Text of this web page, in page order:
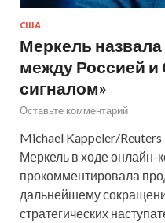
США
Меркель
между Россией
сигналом»
Оставьте комментарий
Michael Kappeler/
Меркель в ходе онлайн-
прокомментировала
дальнейшему
стратегических